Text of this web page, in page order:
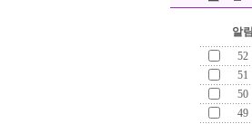
알림
52
51
50
49